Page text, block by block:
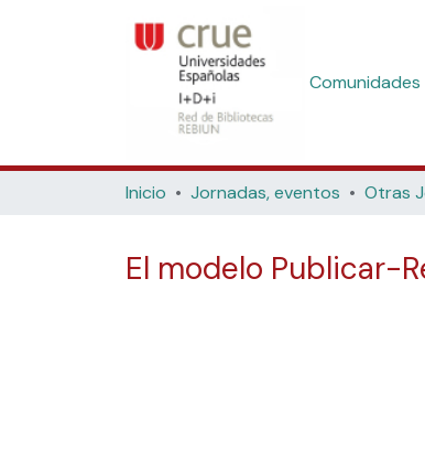
Comunidades
Inicio Jornadas, eventos Otras
El modelo Publicar-